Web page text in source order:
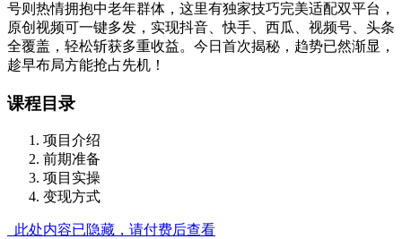
号则热情拥抱中老年群体，这里有独家技巧完美适配双平台，
原创视频可一键多发，实现抖音、快手、西瓜、视频号、头条
全覆盖，轻松斩获多重收益。今日首次揭秘，趋势已然渐显，
趁早布局方能抢占先机！
课程目录
项目介绍
前期准备
项目实操
变现方式
此处内容已隐藏，请付费后查看